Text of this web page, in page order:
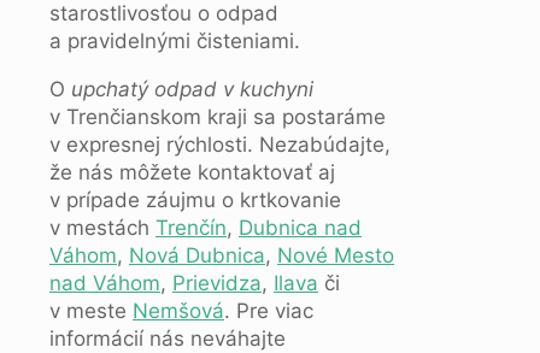
starostlivosťou o odpad
a pravidelnými čisteniami.
O upchatý odpad v kuchyni
v Trenčianskom kraji sa postaráme
v expresnej rýchlosti. Nezabúdajte,
že nás môžete kontaktovať aj
v prípade záujmu o krtkovanie
v mestách Trenčín, Dubnica nad
Váhom, Nová Dubnica, Nové Mesto
nad Váhom, Prievidza, Ilava či
v meste Nemšová. Pre viac
informácií nás neváhajte